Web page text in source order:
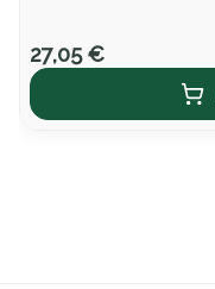
27,05 €